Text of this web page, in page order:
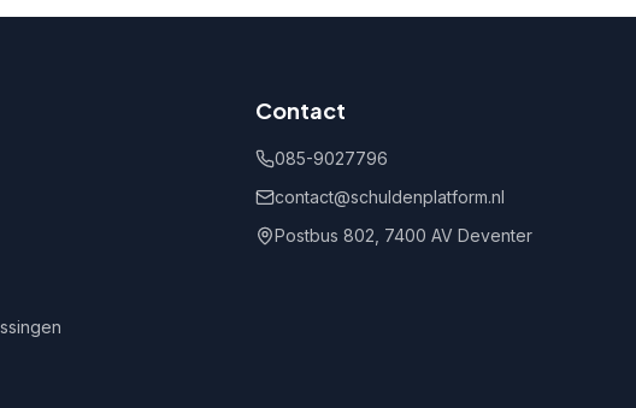
Contact
085-9027796
contact@schuldenplatform.nl
Postbus 802, 7400 AV Deventer